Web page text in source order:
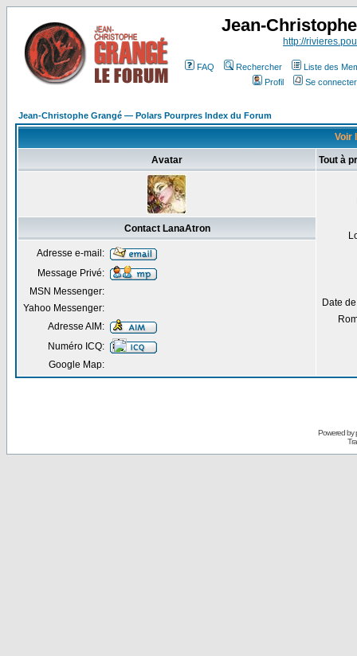
Jean-
http://
FAQ Rechercher
Liste des
Profil
Se
Jean-Christophe Grangé — Polars Pourpres Index du Forum
Voir
Avatar Tout à
Date
Contact LanaAtron
Adresse e-mail:
Message Privé:
MSN Messenger:
Yahoo Messenger:
Adresse AIM:
Numéro ICQ:
Google Map:
Powered by